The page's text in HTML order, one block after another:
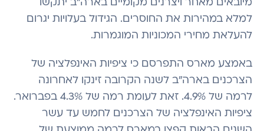
מיובאים מאחר ויצרנים מקומיים בארה"ב יתקשו
למלא במהירות את החוסרים. הגידול בעלויות יגרום
להעלאת מחירי המכוניות המוגמרות.
באמצע מארס התפרסם כי ציפיות האינפלציה של
הצרכנים בארה"ב לשנה הקרובה זינקו לאחרונה
לרמה של 4.9%. זאת לעומת רמה של 4.3% בפברואר.
ציפיות האינפלציה של הצרכנים לחמש עד עשר